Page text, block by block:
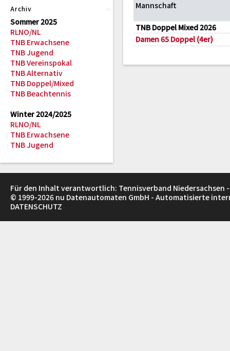
Archiv
Sommer 2025
RLNO/NL
TNB Erwachsene
TNB Jugend
TNB Vereinspokal
TNB Alternativ
TNB Doppel/Mixed
TNB Beachtennis
Winter 2024/2025
RLNO/NL
TNB Erwachsene
TNB Jugend
Mannschaft
TNB Doppel Mixed 2026
Damen 65 Doppel (4er)
Für den Inhalt verantwortlich: Tennisverband Niedersachsen -
© 1999-2026 nu Datenautomaten GmbH - Automatisierte
DATENSCHUTZ